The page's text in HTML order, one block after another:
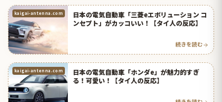
kaigai-antenna.com
日本の電気自動車「三菱eエボリューション コ
ンセプト」がカッコいい！【タイ人の反応】
続きを読む
kaigai-antenna.com
日本の電気自動車「ホンダe」が魅力的すぎ
る！可愛い！【タイ人の反応】